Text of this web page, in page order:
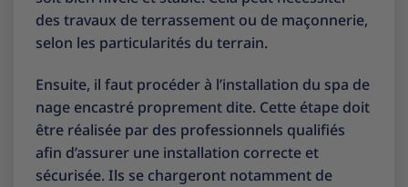
des travaux de terrassement ou de maçonnerie,
selon les particularités du terrain.
Ensuite, il faut procéder à l’installation du spa de
nage encastré proprement dite. Cette étape doit
être réalisée par des professionnels qualifiés
afin d’assurer une installation correcte et
sécurisée. Ils se chargeront notamment de